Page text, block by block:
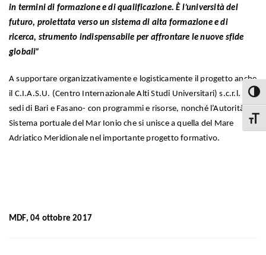
in termini di formazione e di qualificazione. È l’università del
futuro, proiettata verso un sistema di alta formazione e di
ricerca, strumento indispensabile per affrontare le nuove sfide
globali”
A supportare organizzativamente e logisticamente il progetto anche
il C.I.A.S.U. (Centro Internazionale Alti Studi Universitari) s.c.r.l. –
sedi di Bari e Fasano- con programmi e risorse, nonché l’Autorità di
Sistema portuale del Mar Ionio che si unisce a quella del Mare
Adriatico Meridionale nel importante progetto formativo.
MDF, 04 ottobre 2017